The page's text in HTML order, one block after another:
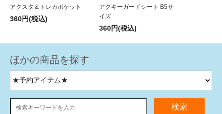
アクスタ＆トレカポケット
360円(税込)
アクキーガードシート B5サ
イズ
360円(税込)
ほかの商品を探す
検索